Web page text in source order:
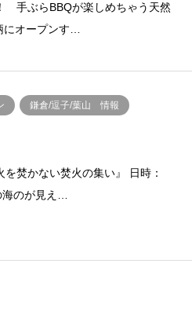
手ぶらBBQが楽しめちゃう天然
オープンす…
鎌倉/逗子/葉山 情報
焚かない焚火の集い』 日時：
のが見え…